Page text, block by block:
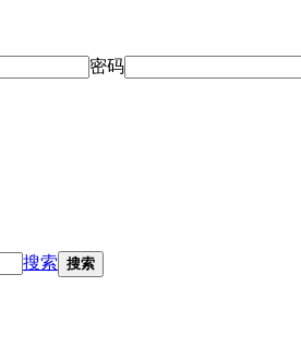
密码
搜索 搜索